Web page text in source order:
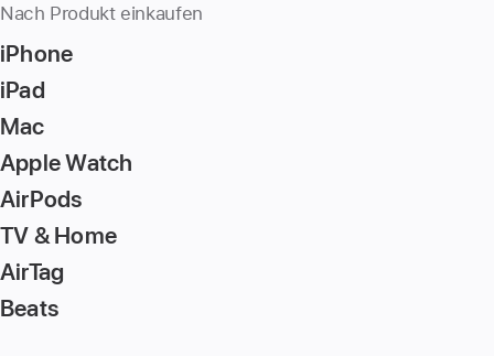
Nach Produkt einkaufen
iPhone
iPad
Mac
Apple Watch
AirPods
TV & Home
AirTag
Beats